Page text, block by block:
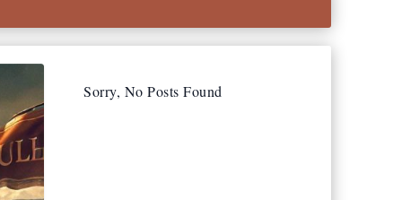
Sorry, No Posts Found